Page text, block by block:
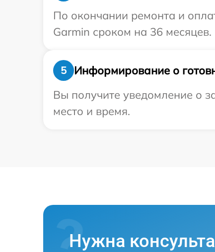
По окончании ремонта и
Garmin сроком на 36 месяцев.
5
Информирование о
Вы получите уведомление о
место и время.
Нужна